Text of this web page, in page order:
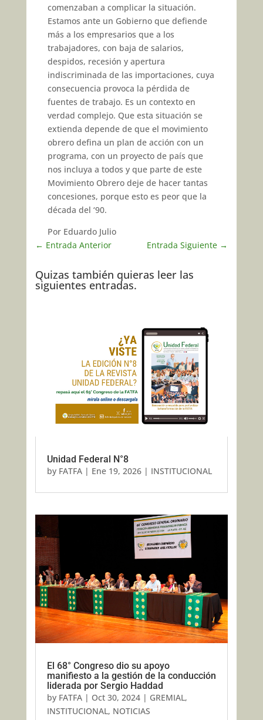
comenzaban a complicar la situación.
Estamos ante un Gobierno que defiende
más a los empresarios que a los
trabajadores, con baja de salarios,
despidos, recesión y apertura
indiscriminada de las importaciones, cuya
consecuencia provoca la pérdida de
fuentes de trabajo. Es un contexto en
verdad complejo. Que esta situación se
extienda depende de que el movimiento
obrero defina un plan de acción con un
programa, con un proyecto de país que
nos incluya a todos y que parte de este
Movimiento Obrero deje de hacer tantas
concesiones, porque esto es peor que la
década del ‘90.
Por Eduardo Julio
← Entrada Anterior Entrada Siguiente →
Quizas también quieras leer las
siguientes entradas.
Unidad Federal N°8
by FATFA| Ene 19, 2026| INSTITUCIONAL
El 68° Congreso dio su apoyo
manifiesto a la gestión de la conducción
liderada por Sergio Haddad
by FATFA| Oct 30, 2024| GREMIAL,
INSTITUCIONAL, NOTICIAS